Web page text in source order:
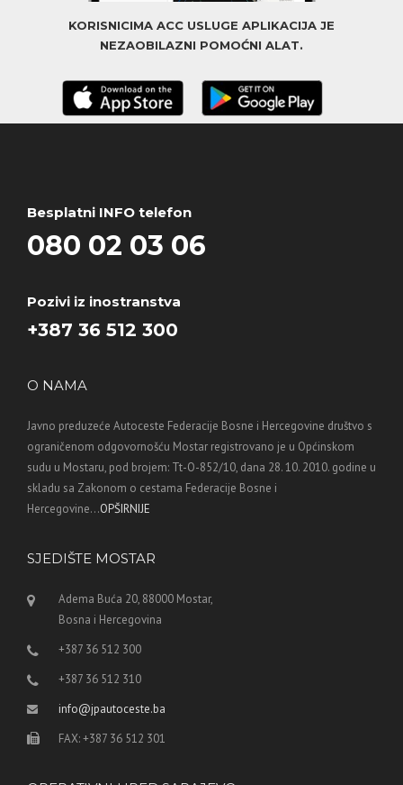
KORISNICIMA ACC USLUGE APLIKACIJA JE
NEZAOBILAZNI POMOĆNI ALAT.
Besplatni INFO telefon
080 02 03 06
Pozivi iz inostranstva
+387 36 512 300
O NAMA
Javno preduzeće Autoceste Federacije Bosne i Hercegovine društvo s
ograničenom odgovornošću Mostar registrovano je u Općinskom
sudu u Mostaru, pod brojem: Tt-O-852/10, dana 28. 10. 2010. godine u
skladu sa Zakonom o cestama Federacije Bosne i
Hercegovine...OPŠIRNIJE
SJEDIŠTE MOSTAR
Adema Buća 20, 88000 Mostar,
Bosna i Hercegovina
+387 36 512 300
+387 36 512 310
info@jpautoceste.ba
FAX: +387 36 512 301